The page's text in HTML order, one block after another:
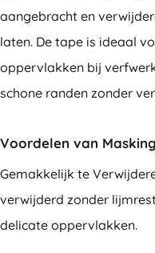
aangebracht en
laten. De tape is ideaal
oppervlakken bij
schone randen zonder
Voordelen van
Gemakkelijk te
verwijderd zonder
delicate oppervlakken.